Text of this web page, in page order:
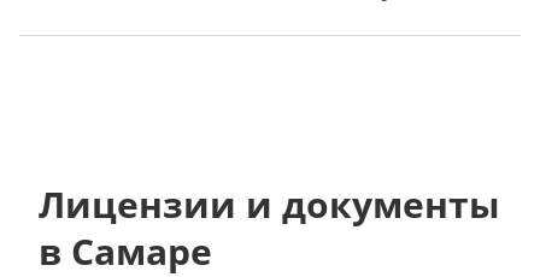
Лицензии и документы
в Самаре